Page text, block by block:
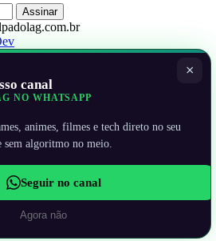
Assinar
×
canal
NO WHATSAPP
animes, filmes e tech direto no seu
algoritmo no meio.
Seguir no canal
Agora não